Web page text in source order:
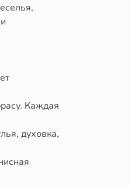
Каждая
духовка,